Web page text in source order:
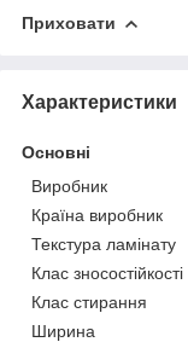
Приховати
Характеристики
Основні
Виробник
Країна виробник
Текстура ламінату
Клас зносостійкості
Клас стирання
Ширина